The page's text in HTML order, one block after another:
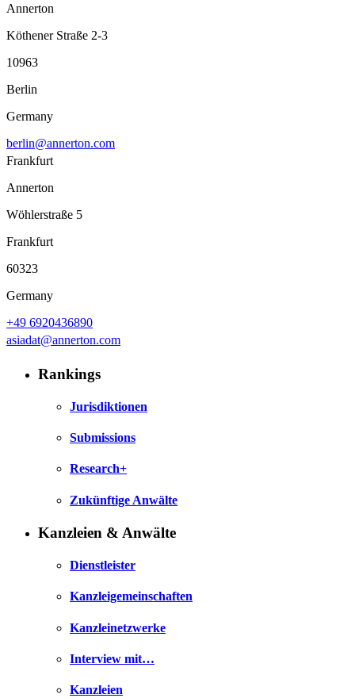
Annerton
Köthener Straße 2-3
10963
Berlin
Germany
berlin@annerton.com
Frankfurt
Annerton
Wöhlerstraße 5
Frankfurt
60323
Germany
+49 6920436890
asiadat@annerton.com
Rankings
Jurisdiktionen
Submissions
Research+
Zukünftige Anwälte
Kanzleien & Anwälte
Dienstleister
Kanzleigemeinschaften
Kanzleinetzwerke
Interview mit…
Kanzleien